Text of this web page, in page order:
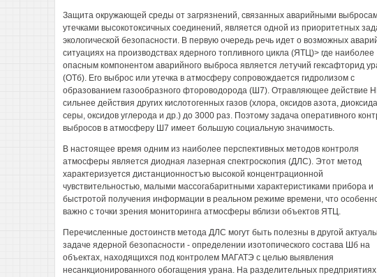
Защита окружающей среды от загрязнений, связанных аварийными
утечками высокотоксичных соединений, является одной из приоритетных
экологической безопасности. В первую очередь речь идет о возможных
ситуациях на производствах ядерного топливного цикла (ЯТЦ)> где наиболее
опасным компонентом аварийного выброса является летучий гексафторид
(ОТб). Его выброс или утечка в атмосферу сопровождается гидролизом с
образованием газообразного фтороводорода (Ш7). Отравляющее действие
сильнее действия других кислотогенных газов (хлора, оксидов азота, диоксида
серы, оксидов углерода и др.) до 3000 раз. Поэтому задача оперативного
выбросов в атмосферу Ш7 имеет большую социальную значимость.
В настоящее время одним из наиболее перспективных методов контроля
атмосферы является диодная лазерная спектроскопия (ДЛС). Этот метод
характеризуется дистанционностъю высокой концентрационной
чувствительностью, малыми массогабаритными характеристиками прибора и
быстротой получения информации в реальном режиме времени, что
важно с точки зрения мониторинга атмосферы вблизи объектов ЯТЦ.
Перечисленные достоинств метода ДЛС могут быть полезны в другой
задаче ядерной безопасности - определении изотопического состава Шб на
объектах, находящихся под контролем МАГАТЭ с целью выявления
несанкционированного обогащения урана. На разделительных предприятиях